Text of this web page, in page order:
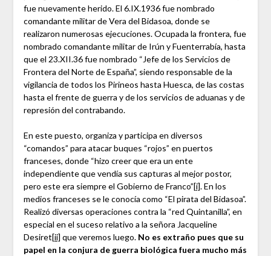
fue nuevamente herido. El 6.IX.1936 fue nombrado
comandante militar de Vera del Bidasoa, donde se
realizaron numerosas ejecuciones. Ocupada la frontera, fue
nombrado comandante militar de Irún y Fuenterrabía, hasta
que el 23.XII.36 fue nombrado “Jefe de los Servicios de
Frontera del Norte de España”, siendo responsable de la
vigilancia de todos los Pirineos hasta Huesca, de las costas
hasta el frente de guerra y de los servicios de aduanas y de
represión del contrabando.
En este puesto, organiza y participa en diversos
“comandos” para atacar buques “rojos” en puertos
franceses, donde “hizo creer que era un ente
independiente que vendía sus capturas al mejor postor,
pero este era siempre el Gobierno de Franco”[i]. En los
medios franceses se le conocía como “El pirata del Bidasoa”.
Realizó diversas operaciones contra la “red Quintanilla”, en
especial en el suceso relativo a la señora Jacqueline
Desiret[ii] que veremos luego. No es extraño pues que su
papel en la conjura de guerra biológica fuera mucho más